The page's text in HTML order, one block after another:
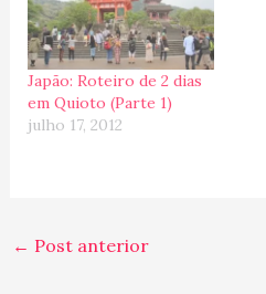
Japão: Roteiro de 2 dias
em Quioto (Parte 1)
julho 17, 2012
← Post anterior